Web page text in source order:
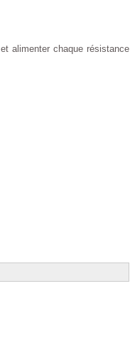
et alimenter chaque résistance